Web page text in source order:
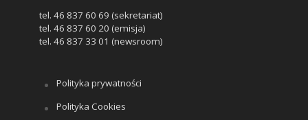
tel. 46 837 60 69 (sekretariat)
tel. 46 837 60 20 (emisja)
tel. 46 837 33 01 (newsroom)
Polityka prywatności
Polityka Cookies